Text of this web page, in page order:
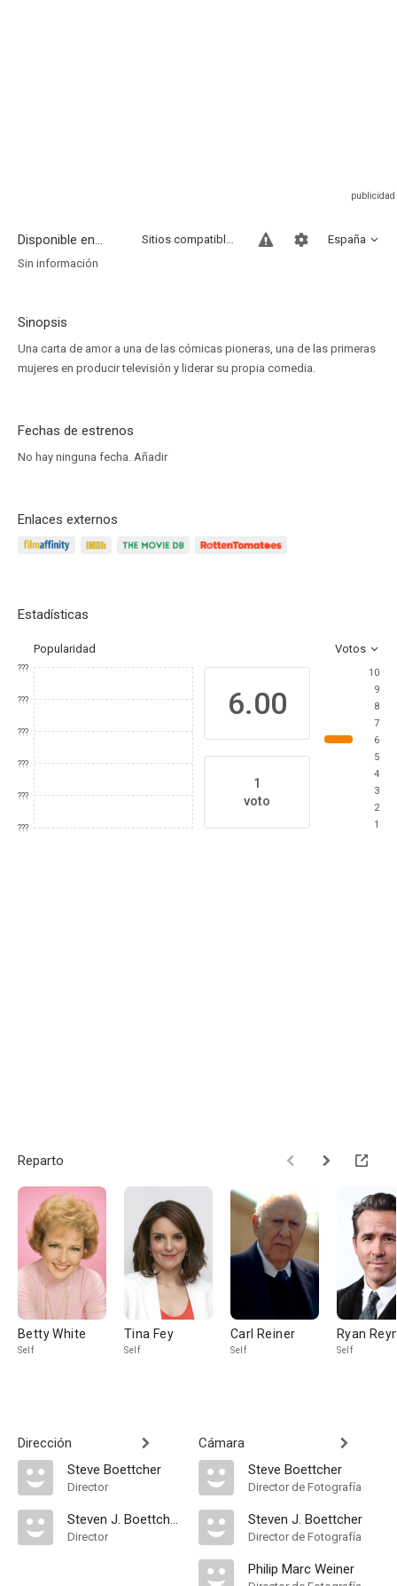
Disponible en... España
Sitios compatibles
Sin información
Sinopsis
Una carta de amor a una de las cómicas pioneras, una de las primeras
mujeres en producir televisión y liderar su propia comedia.
Fechas de estrenos
No hay ninguna fecha. Añadir
Enlaces externos
Estadísticas
Popularidad Votos
???
???
???
???
???
???
6.00
1
voto
10
9
8
7
6
5
4
3
2
1
Reparto
Betty White
Self
Tina Fey
Self
Carl Reiner
Self
Ryan
Self
Dirección
Steve Boettcher
Director
Steven J. Boettcher
Director
Cámara
Steve Boettcher
Director de Fotografía
Steven J. Boettcher
Director de Fotografía
Philip Marc Weiner